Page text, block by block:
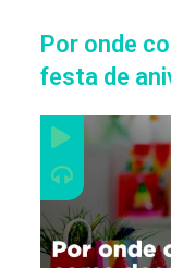
Por onde
festa de